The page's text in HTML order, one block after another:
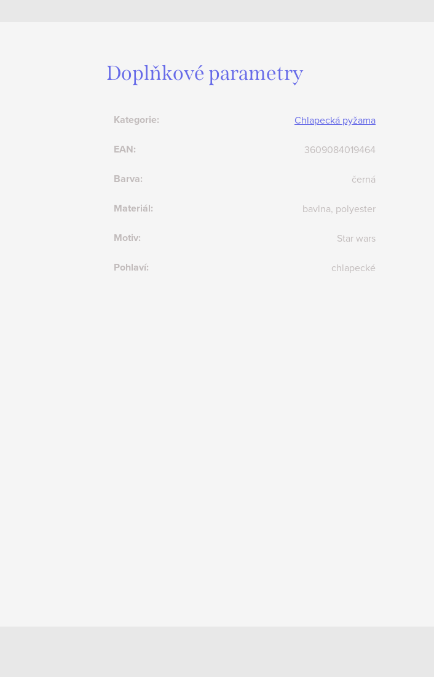
Doplňkové parametry
Kategorie: Chlapecká pyžama
EAN: 3609084019464
Barva: černá
Materiál: bavlna, polyester
Motiv: Star wars
Pohlaví: chlapecké